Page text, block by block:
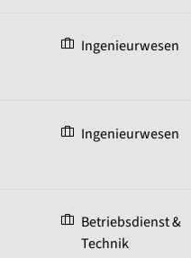
Ingenieurwesen
Ingenieurwesen
Betriebsdienst &
Technik